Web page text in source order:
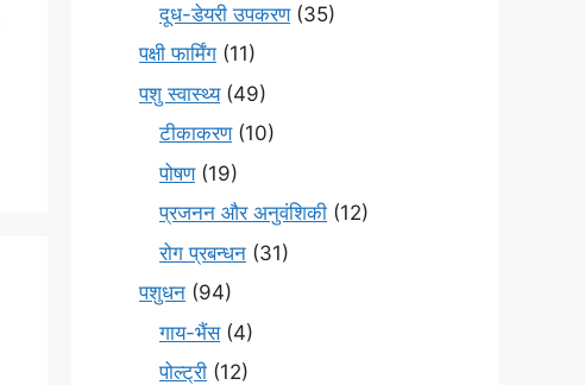
दूध-डेयरी उपकरण(35)
पक्षी फार्मिंग (11)
पशु स्वास्थ्य(49)
टीकाकरण(10)
पोषण(19)
प्रजनन और अनुवंशिकी (12)
रोग प्रबन्धन (31)
पशुधन (94)
गाय-भैंस(4)
पोल्ट्री (12)